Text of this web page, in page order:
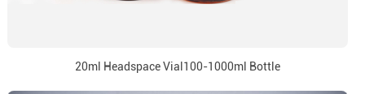
20ml Headspace Vial100-1000ml Bottle